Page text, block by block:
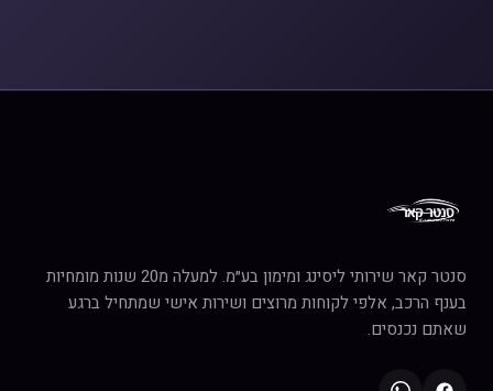
סנטר קאר שירותי ליסינג ומימון בע״מ. למעלה מ20 שנות מומחיות
בענף הרכב, אלפי לקוחות מרוצים ושירות אישי שמתחיל ברגע
שאתם נכנסים.